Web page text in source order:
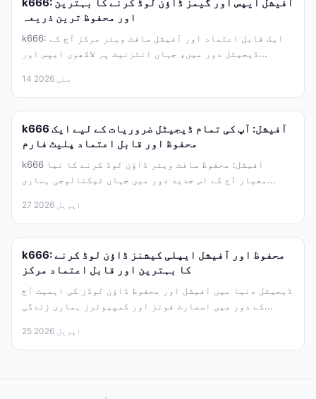
اور محفوظ ترین ذریعہ
k666: ایک قابل اعتماد اور آفیشل سافٹ ویئر مرکز آج کے
ڈیجیٹل دور میں، جہاں انٹرنیٹ پر لاکھوں ایپس اور...
14 مئی 2026
k666 آفیشل: آپ کی تمام ڈیجیٹل ضروریات کے لیے ایک
محفوظ اور قابل اعتماد پلیٹ فارم
k666 آفیشل: محفوظ سافٹ ویئر ڈاؤن لوڈ کرنے کا نیا
معیار آج کے اس جدید دور میں جہاں ٹیکنالوجی ہماری...
27 اپریل 2026
k666: محفوظ اور آفیشل ایپلی کیشنز ڈاؤن لوڈ کرنے
کا بہترین اور قابل اعتماد مرکز
ڈیجیٹل دنیا میں آفیشل اور محفوظ ڈاؤن لوڈز کی اہمیت آج
کے دور میں اسمارٹ فونز اور کمپیوٹرز ہماری زندگی...
25 اپریل 2026